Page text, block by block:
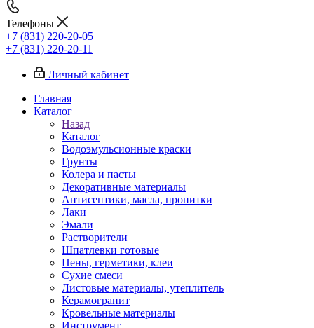
Телефоны
+7 (831) 220-20-05
+7 (831) 220-20-11
Личный кабинет
Главная
Каталог
Назад
Каталог
Водоэмульсионные краски
Грунты
Колера и пасты
Декоративные материалы
Антисептики, масла, пропитки
Лаки
Эмали
Растворители
Шпатлевки готовые
Пены, герметики, клеи
Сухие смеси
Листовые материалы, утеплитель
Керамогранит
Кровельные материалы
Инструмент